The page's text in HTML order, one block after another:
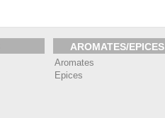
AROMATES/EPICES
Aromates
Epices